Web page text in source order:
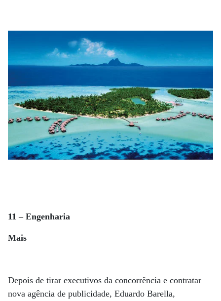
11 – Engenharia
Mais
Depois de tirar executivos da concorrência e contratar
nova agência de publicidade, Eduardo Barella,